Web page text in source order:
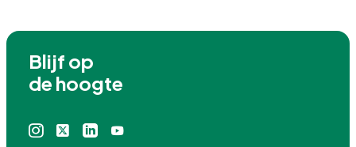
Blijf op
de hoogte
InstagramLinkedin